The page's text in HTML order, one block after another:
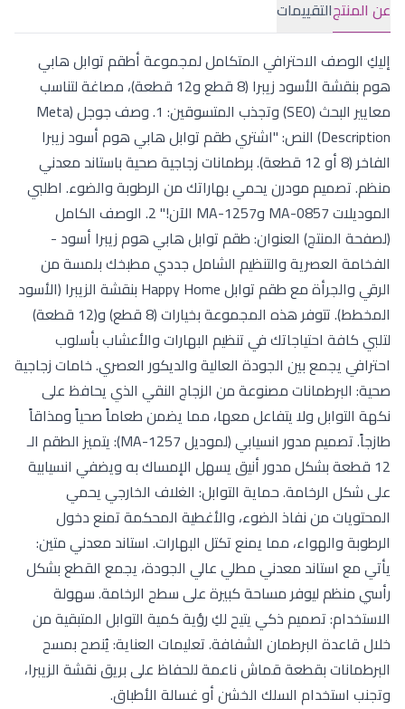
عن المنتجالتقييمات
إليكِ الوصف الاحترافي المتكامل لمجموعة أطقم توابل هابي
هوم بنقشة الأسود زيبرا (8 قطع و12 قطعة)، مصاغة لتناسب
معايير البحث (SEO) وتجذب المتسوقين: 1. وصف جوجل (Meta
Description) النص: "اشتري طقم توابل هابي هوم أسود زيبرا
الفاخر (8 أو 12 قطعة). برطمانات زجاجية صحية باستاند معدني
منظم. تصميم مودرن يحمي بهاراتك من الرطوبة والضوء. اطلبي
الموديلات MA-0857 وMA-1257 الآن!" 2. الوصف الكامل
(لصفحة المنتج) العنوان: طقم توابل هابي هوم زيبرا أسود -
الفخامة العصرية والتنظيم الشامل جددي مطبخك بلمسة من
الرقي والجرأة مع طقم توابل Happy Home بنقشة الزيبرا (الأسود
المخطط). تتوفر هذه المجموعة بخيارات (8 قطع) و(12 قطعة)
لتلبي كافة احتياجاتك في تنظيم البهارات والأعشاب بأسلوب
احترافي يجمع بين الجودة العالية والديكور العصري. خامات زجاجية
صحية: البرطمانات مصنوعة من الزجاج النقي الذي يحافظ على
نكهة التوابل ولا يتفاعل معها، مما يضمن طعاماً صحياً ومذاقاً
طازجاً. تصميم مدور انسيابي (لموديل MA-1257): يتميز الطقم الـ
12 قطعة بشكل مدور أنيق يسهل الإمساك به ويضفي انسيابية
على شكل الرخامة. حماية التوابل: الغلاف الخارجي يحمي
المحتويات من نفاذ الضوء، والأغطية المحكمة تمنع دخول
الرطوبة والهواء، مما يمنع تكتل البهارات. استاند معدني متين:
يأتي مع استاند معدني مطلي عالي الجودة، يجمع القطع بشكل
رأسي منظم ليوفر مساحة كبيرة على سطح الرخامة. سهولة
الاستخدام: تصميم ذكي يتيح لكِ رؤية كمية التوابل المتبقية من
خلال قاعدة البرطمان الشفافة. تعليمات العناية: يُنصح بمسح
البرطمانات بقطعة قماش ناعمة للحفاظ على بريق نقشة الزيبرا،
وتجنب استخدام السلك الخشن أو غسالة الأطباق.